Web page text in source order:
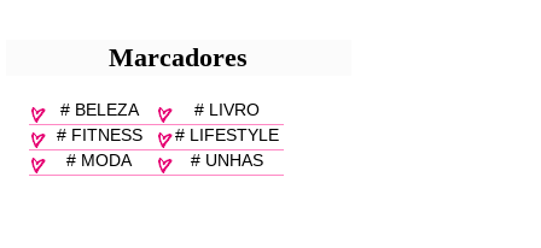
Marcadores
# BELEZA
# LIVRO
# FITNESS
# LIFESTYLE
# MODA
# UNHAS